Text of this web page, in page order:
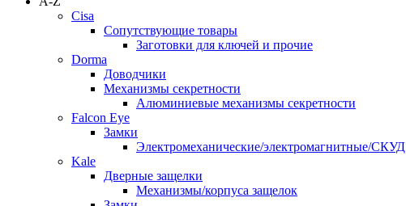
Cisa
Сопутствующие товары
Заготовки для ключей и прочие
Dorma
Доводчики
Механизмы секретности
Алюминиевые механизмы секретности
Falcon Eye
Замки
Электромеханические/электромагнитные/СКУД
Kale
Дверные защелки
Механизмы/корпуса защелок